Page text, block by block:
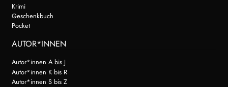
Krimi
Geschenkbuch
Pocket
AUTOR*INNEN
Autor*innen A bis J
Autor*innen K bis R
Autor*innen S bis Z